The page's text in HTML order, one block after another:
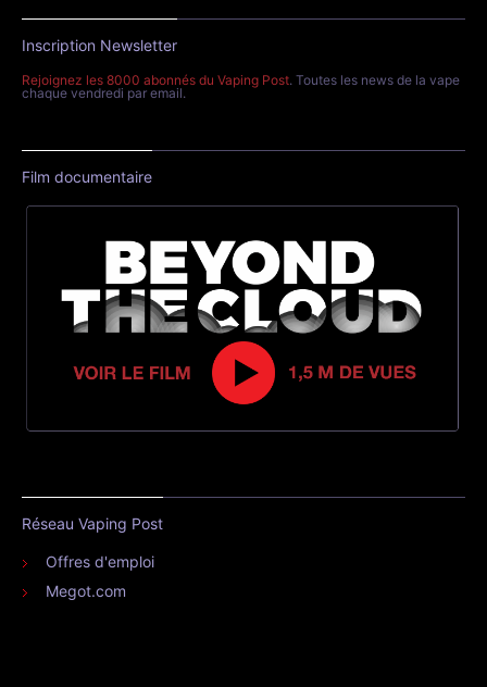
Inscription Newsletter
Rejoignez les 8000 abonnés du Vaping Post. Toutes les news de la vape
chaque vendredi par email.
Film documentaire
Réseau Vaping Post
Offres d'emploi
Megot.com